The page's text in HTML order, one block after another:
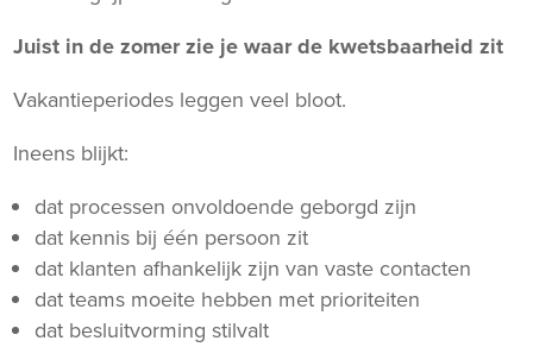
Juist in de zomer zie je waar de kwetsbaarheid zit
Vakantieperiodes leggen veel bloot.
Ineens blijkt:
dat processen onvoldoende geborgd zijn
dat kennis bij één persoon zit
dat klanten afhankelijk zijn van vaste contacten
dat teams moeite hebben met prioriteiten
dat besluitvorming stilvalt